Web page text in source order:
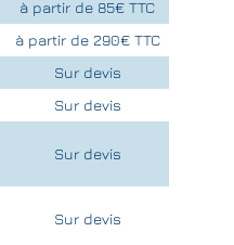
à partir de 85€ TTC
à partir de 290€ TTC
Sur devis
Sur devis
Sur devis
Sur devis